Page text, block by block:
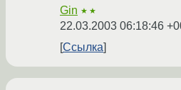
Gin ★★
22.03.2003 06:18:46
Ссылка